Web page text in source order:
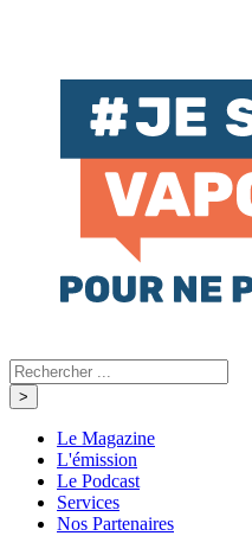
Le Magazine
L'émission
Le Podcast
Services
Nos Partenaires